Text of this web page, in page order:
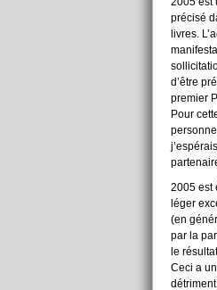
précisé
livres.
d’être
premier
Pour
2005 est
léger
(en
par la
le
Ceci a